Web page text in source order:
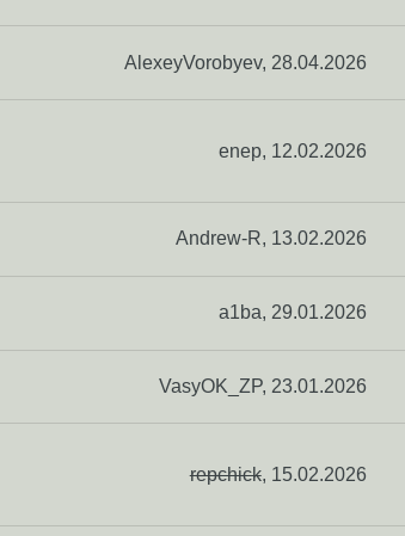
AlexeyVorobyev, 28.04.2026
enep, 12.02.2026
Andrew-R, 13.02.2026
a1ba, 29.01.2026
VasyOK_ZP, 23.01.2026
repchick, 15.02.2026